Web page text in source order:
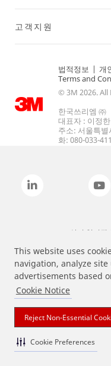
This website uses
navigation, analyze
advertisements based
Cookie Notice
Reject Non-Essential
Cookie Preferences
고객지원
법적정보 | 개
Terms and
© 3M 2026. All
한국쓰리엠 ㈜
대표자 : 이정
주소: 서울특
화: 080-033-
상기 열거된